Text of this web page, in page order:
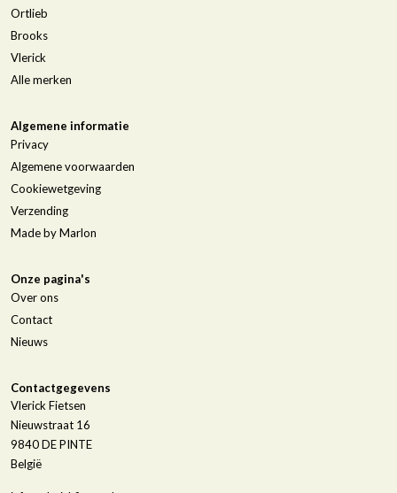
Ortlieb
Brooks
Vlerick
Alle merken
Algemene informatie
Privacy
Algemene voorwaarden
Cookiewetgeving
Verzending
Made by Marlon
Onze pagina's
Over ons
Contact
Nieuws
Contactgegevens
Vlerick Fietsen
Nieuwstraat 16
9840DE PINTE
België